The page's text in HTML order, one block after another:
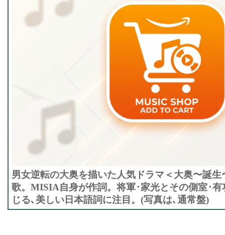
男女逆転の大奥を描いた人気ドラマ＜大奥〜誕
歌。MISIA自身が作詞。将軍･家光とその側室･
じる､美しい日本語詞に注目。(写真は､通常盤)